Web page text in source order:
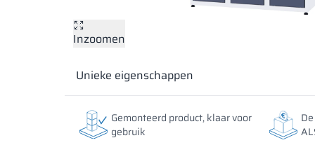
Inzoomen
Unieke eigenschappen
Gemonteerd product, klaar voor
gebruik
De kleuren van de materialen in RAL-code worden
weergegeven decoraties kunnen afwijken van de
parameters en instellingen van de monitor.
De kleuren van de materialen in RAL-code worden
weergegeven decoraties kunnen afwijken van de
parameters en instellingen van de monitor.